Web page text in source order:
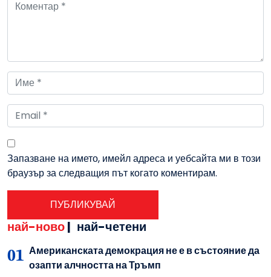
Запазване на името, имейл адреса и уебсайта ми в този
браузър за следващия път когато коментирам.
най-ново| най-четени
Американската демокрация не е в състояние да
озапти алчността на Тръмп